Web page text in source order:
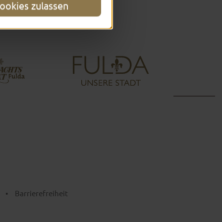
zulassen
• Barrierefreiheit